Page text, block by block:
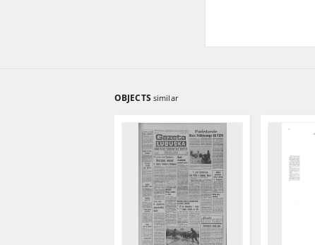
OBJECTS similar